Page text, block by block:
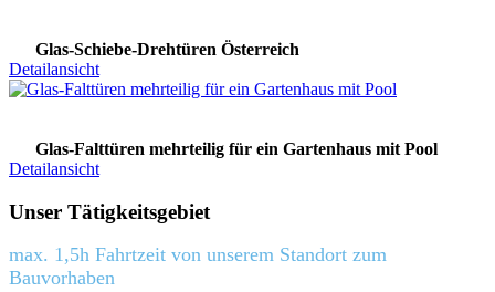
Glas-Schiebe-Drehtüren Österreich
Detailansicht
Glas-Falttüren mehrteilig für ein Gartenhaus mit Pool
Detailansicht
Unser Tätigkeitsgebiet
max. 1,5h Fahrtzeit von unserem Standort zum
Bauvorhaben